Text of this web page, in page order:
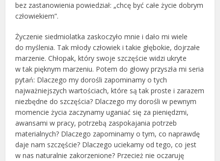
bez zastanowienia powiedział: „chcę być całe życie dobrym
człowiekiem”.
Życzenie siedmiolatka zaskoczyło mnie i dało mi wiele
do myślenia. Tak młody człowiek i takie głębokie, dojrzałe
marzenie. Chłopak, który swoje szczęście widzi ukryte
w tak pięknym marzeniu. Potem do głowy przyszła mi seria
pytań: Dlaczego my dorośli zapominamy o tych
najważniejszych wartościach, które są tak proste i zarazem
niezbędne do szczęścia? Dlaczego my dorośli w pewnym
momencie życia zaczynamy uganiać się za pieniędzmi,
awansami w pracy, potrzebą zaspokajania potrzeb
materialnych? Dlaczego zapominamy o tym, co naprawdę
daje nam szczęście? Dlaczego uciekamy od tego, co jest
w nas naturalnie zakorzenione? Przecież nie oczaruję